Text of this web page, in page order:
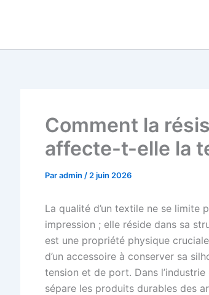
Comment la
affecte-t-elle la
Paradmin / 2 juin 2026
La qualité d’un textile ne se limite
impression ; elle réside dans sa
est une propriété physique
d’un accessoire à conserver sa
tension et de port. Dans l’industrie
sépare les produits durables des